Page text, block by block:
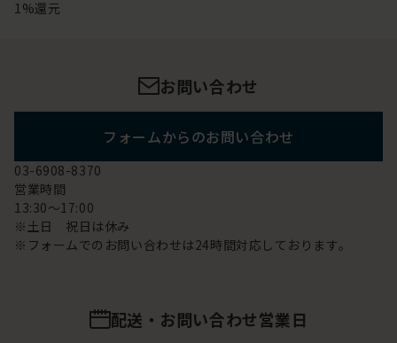
1%還元
お問い合わせ
フォームからのお問い合わせ
03-6908-8370
営業時間
13:30～17:00
※土日 祝日は休み
※フォームでのお問い合わせは24時間対応しております。
配送・お問い合わせ営業日